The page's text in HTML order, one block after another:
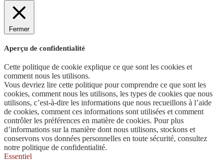
Fermer
Aperçu de confidentialité
Cette politique de cookie explique ce que sont les cookies et
comment nous les utilisons.
Vous devriez lire cette politique pour comprendre ce que sont les
cookies, comment nous les utilisons, les types de cookies que nous
utilisons, c’est-à-dire les informations que nous recueillons à l’aide
de cookies, comment ces informations sont utilisées et comment
contrôler les préférences en matière de cookies. Pour plus
d’informations sur la manière dont nous utilisons, stockons et
conservons vos données personnelles en toute sécurité, consultez
notre politique de confidentialité.
Essentiel